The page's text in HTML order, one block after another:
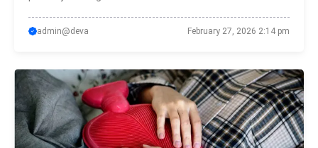
admin@deva February 27, 2026 2:14 pm